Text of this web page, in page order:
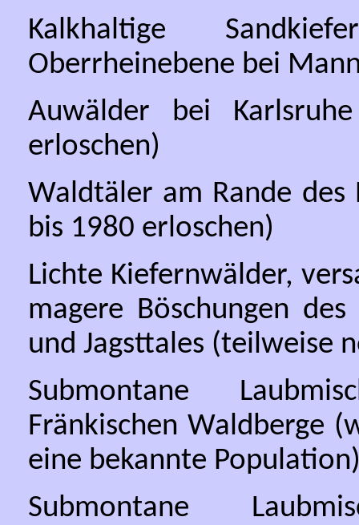
Kalkhaltige
Oberrheinebene bei
Auwälder bei
erloschen)
Waldtäler am Rande des
bis 1980 erloschen)
Lichte Kiefernwälder,
magere Böschungen
und Jagsttales (teilweise
Submontane
Fränkischen Waldberge
eine bekannte
Submontane